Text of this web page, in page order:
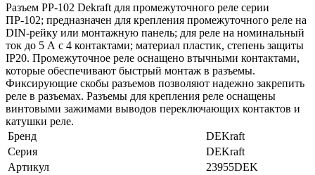
Разъем РР-102 Dekraft для промежуточного реле серии
ПР-102; предназначен для крепления промежуточного реле на
DIN-рейку или монтажную панель; для реле на номинальный
ток до 5 А с 4 контактами; материал пластик, степень защиты
IP20. Промежуточное реле оснащено втычными контактами,
которые обеспечивают быстрый монтаж в разъемы.
Фиксирующие скобы разъемов позволяют надежно закрепить
реле в разъемах. Разъемы для крепления реле оснащены
винтовыми зажимами выводов переключающих контактов и
катушки реле.
Бренд
DEKraft
Серия
DEKraft
Артикул
23955DEK